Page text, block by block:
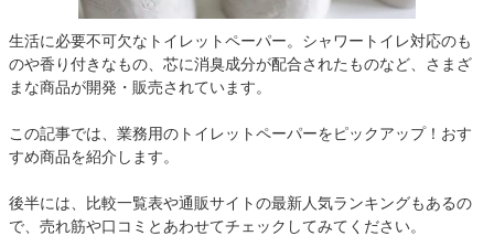
生活に必要不可欠なトイレットペーパー。シャワートイレ対応のも
のや香り付きなもの、芯に消臭成分が配合されたものなど、さまざ
まな商品が開発・販売されています。
この記事では、業務用のトイレットペーパーをピックアップ！おす
すめ商品を紹介します。
後半には、比較一覧表や通販サイトの最新人気ランキングもあるの
で、売れ筋や口コミとあわせてチェックしてみてください。